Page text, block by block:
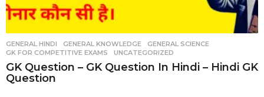
GENERAL HINDI ,GENERAL KNOWLEDGE ,GENERAL SCIENCE
GK FOR COMPETITIVE EXAMS
,UNCATEGORIZED
GK Question – GK Question In Hindi – Hindi GK
Question